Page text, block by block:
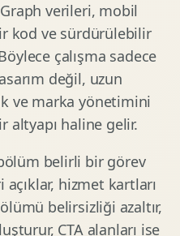
verileri, mobil
kod ve sürdürülebilir
çalışma sadece
değil, uzun
ve marka yönetimini
altyapı haline gelir.
belirli bir görev
hizmet kartları
belirsizliği azaltır,
CTA alanları ise